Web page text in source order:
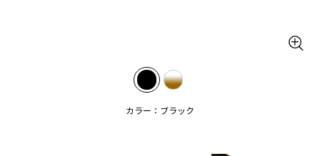
カラー：ブラック